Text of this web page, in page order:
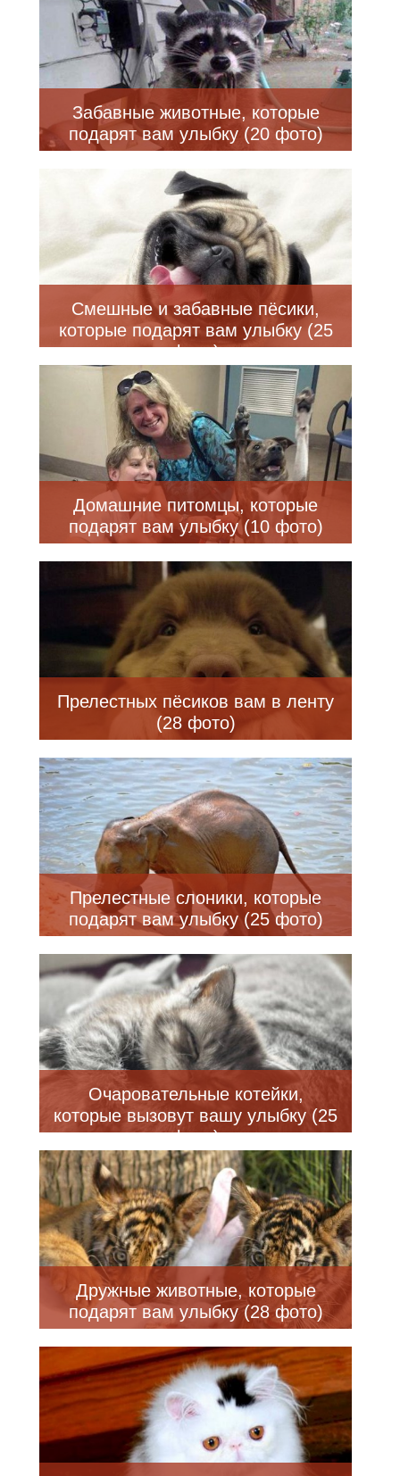
Забавные животные, которые
подарят вам улыбку (20 фото)
Смешные и забавные пёсики,
которые подарят вам улыбку (25
фото)
Домашние питомцы, которые
подарят вам улыбку (10 фото)
Прелестных пёсиков вам в ленту
(28 фото)
Прелестные слоники, которые
подарят вам улыбку (25 фото)
Очаровательные котейки,
которые вызовут вашу улыбку (25
фото)
Дружные животные, которые
подарят вам улыбку (28 фото)